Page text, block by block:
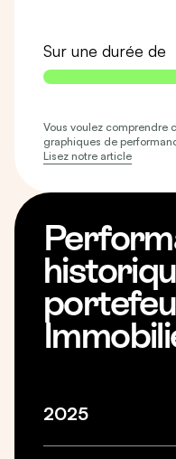
Sur une durée de
Vous voulez comprendre
graphiques de
Lisez notre article
2025